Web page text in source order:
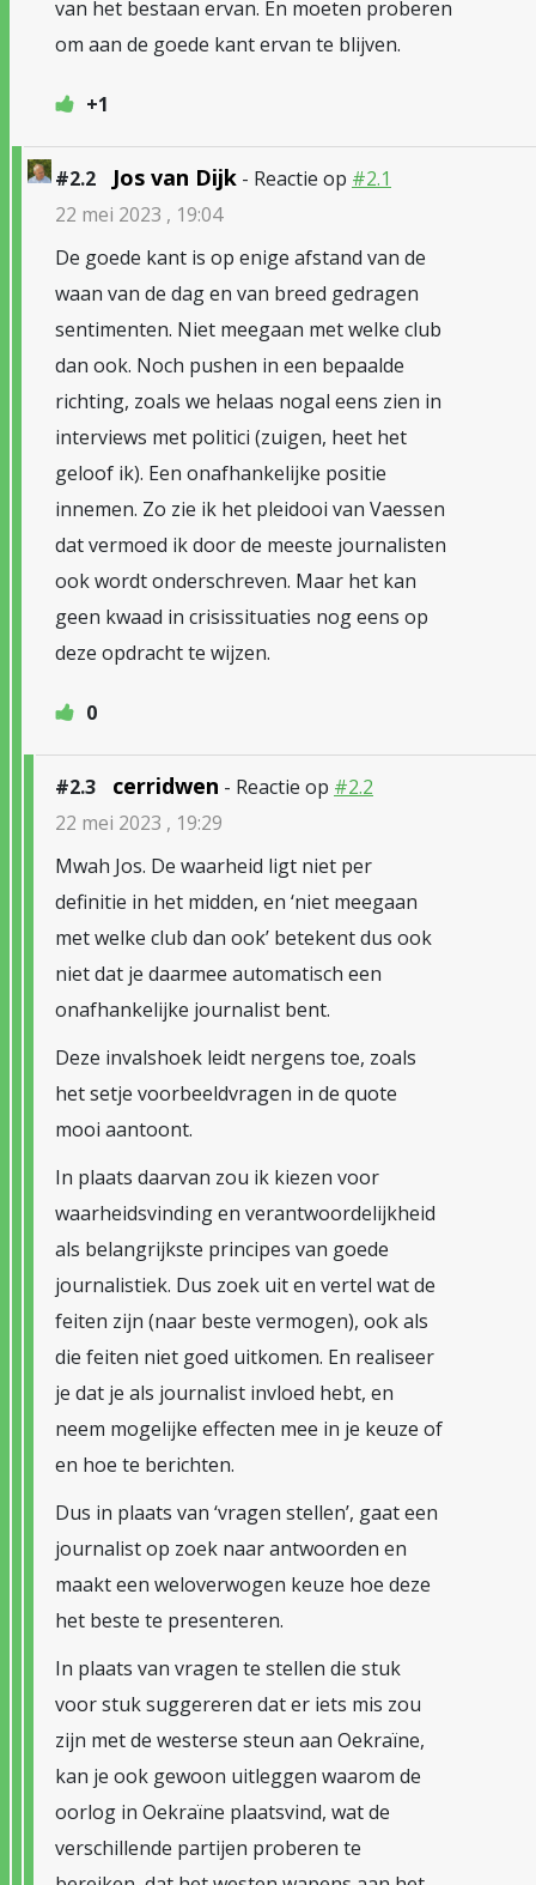
van het bestaan ervan. En moeten proberen
om aan de goede kant ervan te blijven.
+1
#2.2 Jos van Dijk - Reactie op #2.1
22 mei 2023 , 19:04
De goede kant is op enige afstand van de
waan van de dag en van breed gedragen
sentimenten. Niet meegaan met welke club
dan ook. Noch pushen in een bepaalde
richting, zoals we helaas nogal eens zien in
interviews met politici (zuigen, heet het
geloof ik). Een onafhankelijke positie
innemen. Zo zie ik het pleidooi van Vaessen
dat vermoed ik door de meeste journalisten
ook wordt onderschreven. Maar het kan
geen kwaad in crisissituaties nog eens op
deze opdracht te wijzen.
0
#2.3 cerridwen - Reactie op #2.2
22 mei 2023 , 19:29
Mwah Jos. De waarheid ligt niet per
definitie in het midden, en ‘niet meegaan
met welke club dan ook’ betekent dus ook
niet dat je daarmee automatisch een
onafhankelijke journalist bent.
Deze invalshoek leidt nergens toe, zoals
het setje voorbeeldvragen in de quote
mooi aantoont.
In plaats daarvan zou ik kiezen voor
waarheidsvinding en verantwoordelijkheid
als belangrijkste principes van goede
journalistiek. Dus zoek uit en vertel wat de
feiten zijn (naar beste vermogen), ook als
die feiten niet goed uitkomen. En realiseer
je dat je als journalist invloed hebt, en
neem mogelijke effecten mee in je keuze of
en hoe te berichten.
Dus in plaats van ‘vragen stellen’, gaat een
journalist op zoek naar antwoorden en
maakt een weloverwogen keuze hoe deze
het beste te presenteren.
In plaats van vragen te stellen die stuk
voor stuk suggereren dat er iets mis zou
zijn met de westerse steun aan Oekraïne,
kan je ook gewoon uitleggen waarom de
oorlog in Oekraïne plaatsvind, wat de
verschillende partijen proberen te